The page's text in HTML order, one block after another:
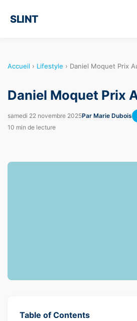
SLINT
Accueil › Lifestyle › Daniel Moquet Prix
Daniel Moquet Prix
samedi 22 novembre 2025Par Marie Dubois
10 min de lecture
Table of Contents